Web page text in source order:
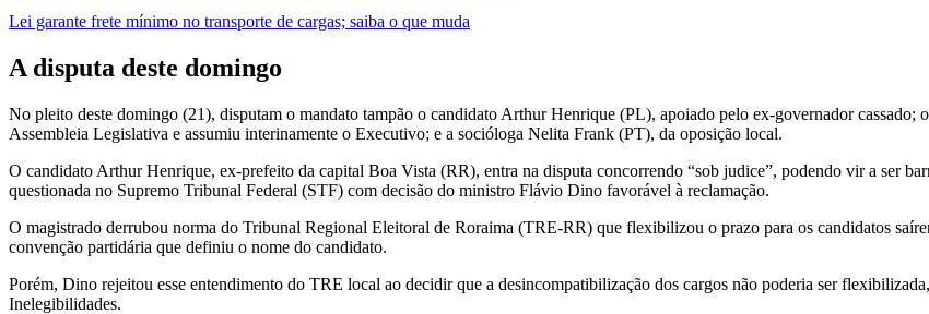
Lei garante frete mínimo no transporte de cargas; saiba o que muda
A disputa deste domingo
No pleito deste domingo (21), disputam o mandato tampão o candidato Arthur Henrique (PL), apoiado pelo ex-governador cassado;
Assembleia Legislativa e assumiu interinamente o Executivo; e a socióloga Nelita Frank (PT), da oposição local.
O candidato Arthur Henrique, ex-prefeito da capital Boa Vista (RR), entra na disputa concorrendo “sob judice”, podendo vir a ser
questionada no Supremo Tribunal Federal (STF) com decisão do ministro Flávio Dino favorável à reclamação.
O magistrado derrubou norma do Tribunal Regional Eleitoral de Roraima (TRE-RR) que flexibilizou o prazo para os candidatos
convenção partidária que definiu o nome do candidato.
Porém, Dino rejeitou esse entendimento do TRE local ao decidir que a desincompatibilização dos cargos não poderia ser
Inelegibilidades.